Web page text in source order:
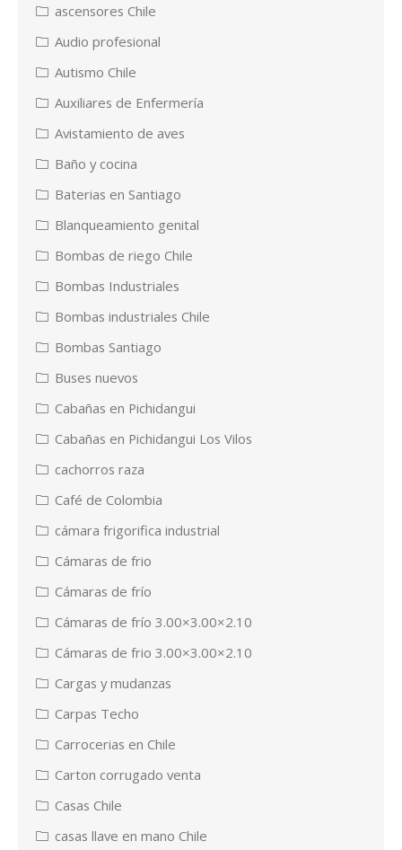
ascensores Chile
Audio profesional
Autismo Chile
Auxiliares de Enfermería
Avistamiento de aves
Baño y cocina
Baterias en Santiago
Blanqueamiento genital
Bombas de riego Chile
Bombas Industriales
Bombas industriales Chile
Bombas Santiago
Buses nuevos
Cabañas en Pichidangui
Cabañas en Pichidangui Los Vilos
cachorros raza
Café de Colombia
cámara frigorifica industrial
Cámaras de frio
Cámaras de frío
Cámaras de frío 3.00×3.00×2.10
Cámaras de frio 3.00×3.00×2.10
Cargas y mudanzas
Carpas Techo
Carrocerias en Chile
Carton corrugado venta
Casas Chile
casas llave en mano Chile